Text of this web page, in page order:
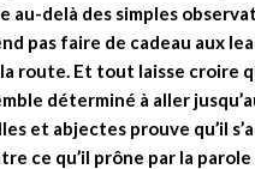
au-delà des simples
pas faire de cadeau aux
route. Et tout laisse croire
déterminé à aller
et abjectes prouve qu’il
ce qu’il prône par la